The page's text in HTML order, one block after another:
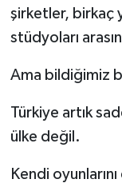
şirketler, birkaç
stüdyoları
Ama bildiğimiz
Türkiye artık
ülke değil.
Kendi